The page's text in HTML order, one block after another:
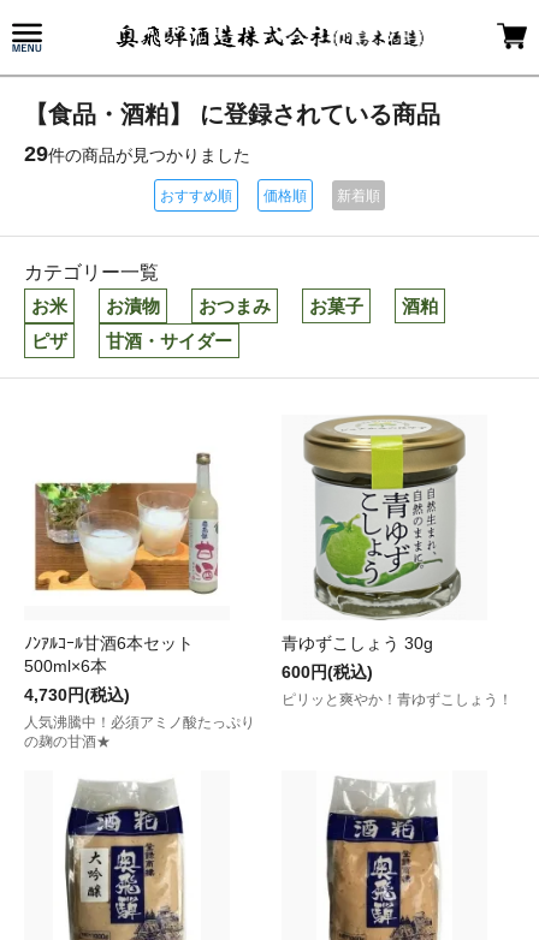
【食品・酒粕】 に登録されている商品
29件の商品が見つかりました
おすすめ順 価格順 新着順
カテゴリー一覧
お米
お漬物 おつまみ お菓子
酒粕
ピザ
甘酒・サイダー
ﾉﾝｱﾙｺｰﾙ甘酒6本セット
500ml×6本
4,730円(税込)
人気沸騰中！必須アミノ酸たっぷり
の麹の甘酒★
青ゆずこしょう 30g
600円(税込)
ピリッと爽やか！青ゆずこしょう！